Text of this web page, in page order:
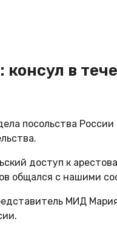
консул в
посольства
доступ к
общался с нашими
МИД